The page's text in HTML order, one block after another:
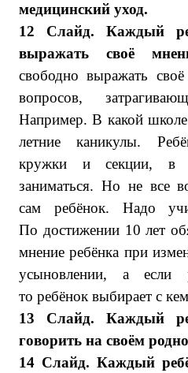
медицинский уход.
12 Слайд. Каждый
выражать своё
свободно выражать
вопросов,
Например. В какой школе
летние каникулы.
кружки и секции, в
заниматься. Но не все
сам ребёнок. Надо
По достижении 10 лет
мнение ребёнка при
усыновлении, а если
то ребёнок выбирает с
13 Слайд. Каждый
говорить на своём
14 Слайд. Каждый